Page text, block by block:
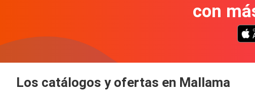
con
Los catálogos y ofertas en Mallama